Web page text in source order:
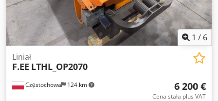
1 / 6
Częstochowa 124 km
Liniał
F.EE LTHL_OP2070
6 200 €
Cena stała plus VAT